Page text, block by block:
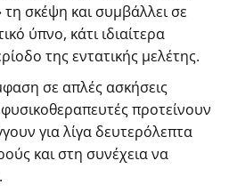
τη σκέψη και συμβάλλει σε
ύπνο, κάτι ιδιαίτερα
της εντατικής μελέτης.
σε απλές ασκήσεις
προτείνουν
για λίγα δευτερόλεπτα
και στη συνέχεια να